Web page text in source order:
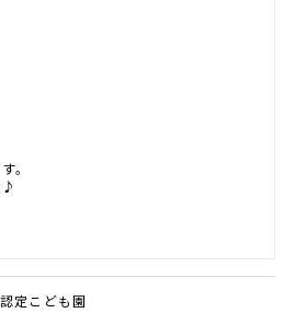
。
♪
認定こども園